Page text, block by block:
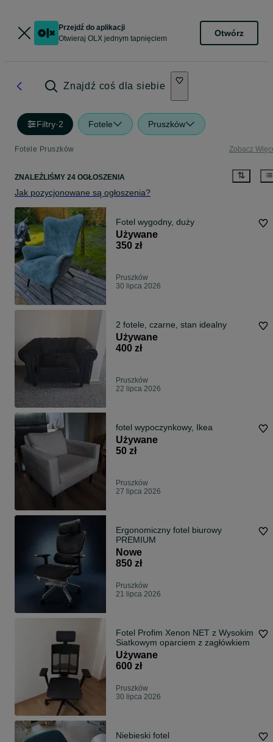
Przejdź do aplikacji
Otwieraj OLX jednym tapnięciem
Otwórz
Znajdź coś dla siebie
Filtry·2 Fotele Pruszków
Fotele Pruszków Zobacz
ZNALEŹLIŚMY 24 OGŁOSZENIA
Jak pozycjonowane są ogłoszenia?
Fotel wygodny, duży
Używane
350 zł
Pruszków
30 lipca 2026
2 fotele, czarne, stan idealny
Używane
400 zł
Pruszków
22 lipca 2026
fotel wypoczynkowy, Ikea
Używane
50 zł
Pruszków
27 lipca 2026
Ergonomiczny fotel biurowy
PREMIUM
Nowe
850 zł
Pruszków
21 lipca 2026
Fotel Profim Xenon NET z Wysokim
Siatkowym oparciem z zagłówkiem
Używane
600 zł
Pruszków
30 lipca 2026
Niebieski fotel